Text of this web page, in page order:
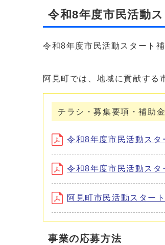
令和8年度市民活動
令和8年度市民活動スタート
阿見町では、地域に貢献する
チラシ・募集要項・補助
令和8年度市民活動ス
令和8年度市民活動ス
阿見町市民活動スター
事業の応募方法